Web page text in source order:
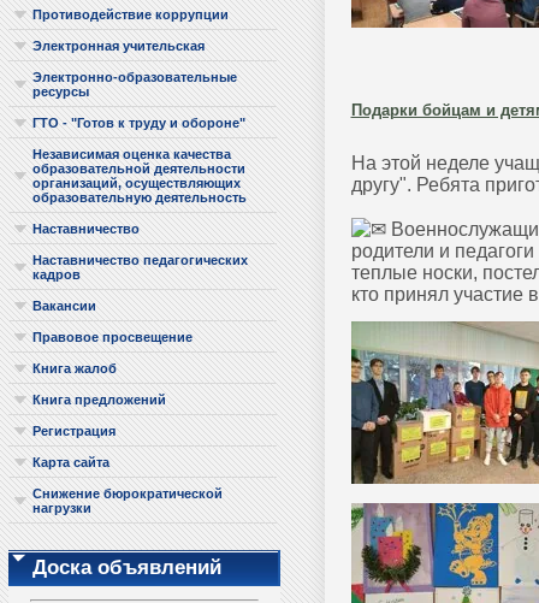
Противодействие коррупции
Электронная учительская
Электронно-образовательные
ресурсы
ГТО - "Готов к труду и обороне"
Независимая оценка качества
образовательной деятельности
организаций, осуществляющих
образовательную деятельность
Наставничество
Наставничество педагогических
кадров
Вакансии
Правовое просвещение
Книга жалоб
Книга предложений
Регистрация
Карта сайта
Снижение бюрократической
нагрузки
Доска объявлений
Подарки бойцам и
На этой неделе
другу". Ребята
родители и
теплые носки,
кто принял участие